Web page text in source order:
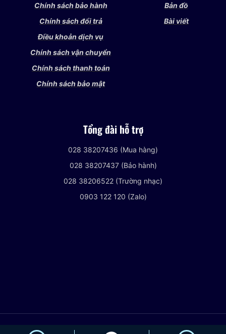
Chính sách bảo hành
Chính sách đổi trả
Điều khoản dịch vụ
Chính sách vận chuyển
Chính sách thanh toán
Chính sách bảo mật
Bản đồ
Bài viết
Tổng đài hỗ trợ
028 38207436 (Mua hàng)
028 38207437 (Bảo hành)
028 38206522 (Trường nhạc)
0903 122 120 (Zalo)
© 2021 VIETNHACCENTER